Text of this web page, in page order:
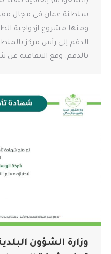
سلطنة عمان في مجال
ومنها مشروع ازدواجية
الدقم إلى رأس مركز
بالدقم. وقع الاتفاقية عن
وزارة الشؤون